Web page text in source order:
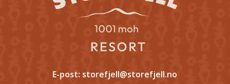
E-post: storefjell@storefjell.no